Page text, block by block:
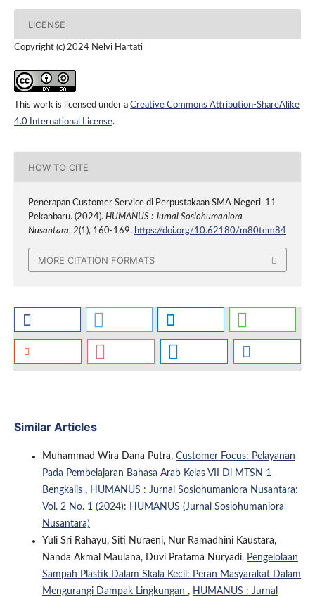
LICENSE
Copyright (c) 2024 Nelvi Hartati
This work is licensed under a Creative Commons Attribution-ShareAlike
4.0 International License.
HOW TO CITE
Penerapan Customer Service di Perpustakaan SMA Negeri 11
Pekanbaru. (2024). HUMANUS : Jurnal Sosiohumaniora
Nusantara, 2(1), 160-169. https://doi.org/10.62180/m80tem84
MORE CITATION FORMATS
Similar Articles
Muhammad Wira Dana Putra, Customer Focus: Pelayanan
Pada Pembelajaran Bahasa Arab Kelas VII Di MTSN 1
Bengkalis , HUMANUS : Jurnal Sosiohumaniora Nusantara:
Vol. 2 No. 1 (2024): HUMANUS (Jurnal Sosiohumaniora
Nusantara)
Yuli Sri Rahayu, Siti Nuraeni, Nur Ramadhini Kaustara,
Nanda Akmal Maulana, Duvi Pratama Nuryadi, Pengelolaan
Sampah Plastik Dalam Skala Kecil: Peran Masyarakat Dalam
Mengurangi Dampak Lingkungan , HUMANUS : Jurnal